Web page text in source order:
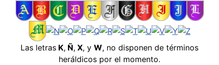
Las letras K, Ñ, X, y W, no disponen de términos
heráldicos por el momento.